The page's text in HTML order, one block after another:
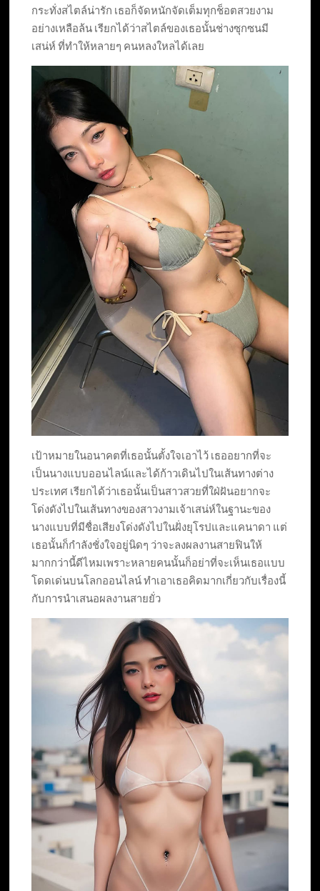
กระทั่งสไตล์น่ารัก เธอก็จัดหนักจัดเต็มทุกช็อตสวยงาม
อย่างเหลือล้น เรียกได้ว่าสไตล์ของเธอนั้นช่างซุกซนมี
เสน่ห์ ที่ทำให้หลายๆ คนหลงใหลได้เลย
เป้าหมายในอนาคตที่เธอนั้นตั้งใจเอาไว้ เธออยากที่จะ
เป็นนางแบบออนไลน์และได้ก้าวเดินไปในเส้นทางต่าง
ประเทศ เรียกได้ว่าเธอนั้นเป็นสาวสวยที่ใฝ่ฝันอยากจะ
โด่งดังไปในเส้นทางของสาวงามเจ้าเสน่ห์ในฐานะของ
นางแบบที่มีชื่อเสียงโด่งดังไปในฝั่งยุโรปและแคนาดา แต่
เธอนั้นก็กำลังชั่งใจอยู่นิดๆ ว่าจะลงผลงานสายฟินให้
มากกว่านี้ดีไหมเพราะหลายคนนั้นก็อย่าที่จะเห็นเธอแบบ
โดดเด่นบนโลกออนไลน์ ทำเอาเธอคิดมากเกี่ยวกับเรื่องนี้
กับการนำเสนอผลงานสายยั่ว